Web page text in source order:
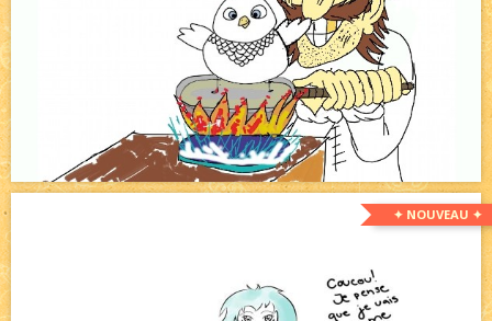
✦ NOUVEAU ✦